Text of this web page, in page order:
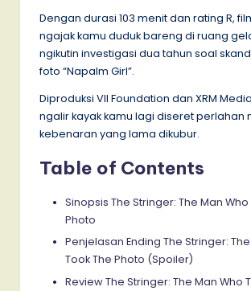
Dengan durasi 103 menit dan rating R,
ngajak kamu duduk bareng di ruang
ngikutin investigasi dua tahun soal
foto “Napalm Girl”.
Diproduksi VII Foundation dan XRM
ngalir kayak kamu lagi diseret perlahan
kebenaran yang lama dikubur.
Table of Contents
Sinopsis The Stringer: The Man Who
Photo
Penjelasan Ending The Stringer:
Took The Photo (Spoiler)
Review The Stringer: The Man Who